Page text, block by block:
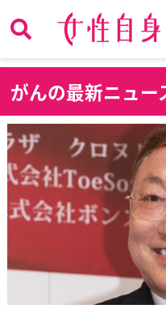
がんの最新ニュー